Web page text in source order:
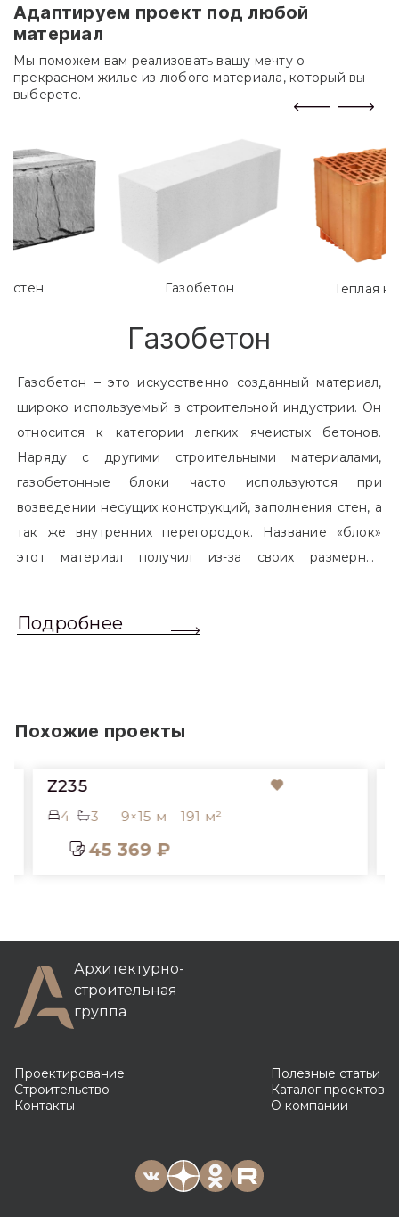
Адаптируем проект под любой
материал
Мы поможем вам реализовать вашу мечту о
прекрасном жилье из любого материала, который вы
выберете.
Газобетон Теплая
Газобетон
Газобетон – это искусственно созданный материал,
широко используемый в строительной индустрии. Он
относится к категории легких ячеистых бетонов.
Наряду с другими строительными материалами,
газобетонные блоки часто используются при
возведении несущих конструкций, заполнения стен, а
так же внутренних перегородок. Название «блок»
этот материал получил из-за своих размерных
обычный одинарный кирпич. Размер блоков различен
Подробнее
Похожие проекты
Z235
4 3 9×15 м 191 м²
45 369 ₽
Архитектурно-
строительная
группа
Проектирование
Строительство
Контакты
Полезные статьи
Каталог проектов
О компании